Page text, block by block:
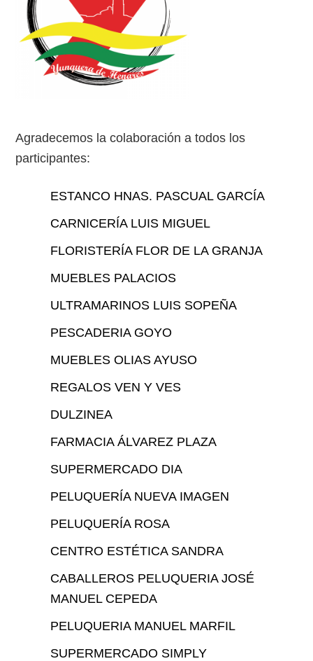
Agradecemos la colaboración a todos los
participantes:
ESTANCO HNAS. PASCUAL GARCÍA
CARNICERÍA LUIS MIGUEL
FLORISTERÍA FLOR DE LA GRANJA
MUEBLES PALACIOS
ULTRAMARINOS LUIS SOPEÑA
PESCADERIA GOYO
MUEBLES OLIAS AYUSO
REGALOS VEN Y VES
DULZINEA
FARMACIA ÁLVAREZ PLAZA
SUPERMERCADO DIA
PELUQUERÍA NUEVA IMAGEN
PELUQUERÍA ROSA
CENTRO ESTÉTICA SANDRA
CABALLEROS PELUQUERIA JOSÉ
MANUEL CEPEDA
PELUQUERIA MANUEL MARFIL
SUPERMERCADO SIMPLY